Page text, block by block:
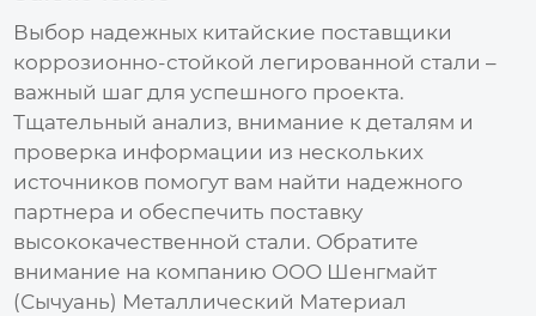
Выбор надежных китайские поставщики
коррозионно-стойкой легированной стали –
важный шаг для успешного проекта.
Тщательный анализ, внимание к деталям и
проверка информации из нескольких
источников помогут вам найти надежного
партнера и обеспечить поставку
высококачественной стали. Обратите
внимание на компанию ООО Шенгмайт
(Сычуань) Металлический Материал